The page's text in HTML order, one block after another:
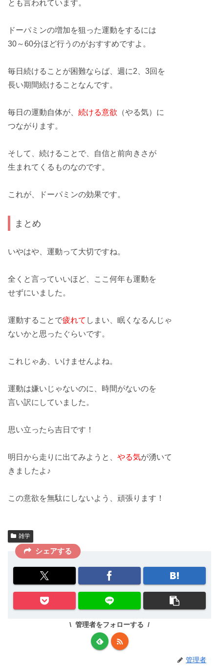
とも言われています。
ドーパミンの増加を狙った運動をするには
30～60分ほど行うのがおすすめですよ。
毎日続けることが困難ならば、 週に2、3回 を
長い期間続けることなんです。
毎日の運動自体が、 続ける意欲 （やる気）に
つながります。
そして、続けることで、自信と前向きさ が
生まれてくるものなのです。
これが、ドーパミンの効果です。
まとめ
いやはや、運動って大切ですね。
全くと言っていいほど、ここ何年も運動を
せずにいました。
運動することで疲れて しまい、眠くなるんじゃ
ないかと思ったぐらいです。
これじゃあ、いけませんよね。
運動は嫌いじゃないのに、 時間がないのを
言い訳にしていました。
思い立ったら吉日 です！
明日から走りに出てみようと、 やる気が湧いて
きましたよ♪
この意欲を無駄にしないよう 、頑張ります！
雑学
シェアする
管理者をフォローする
管理者